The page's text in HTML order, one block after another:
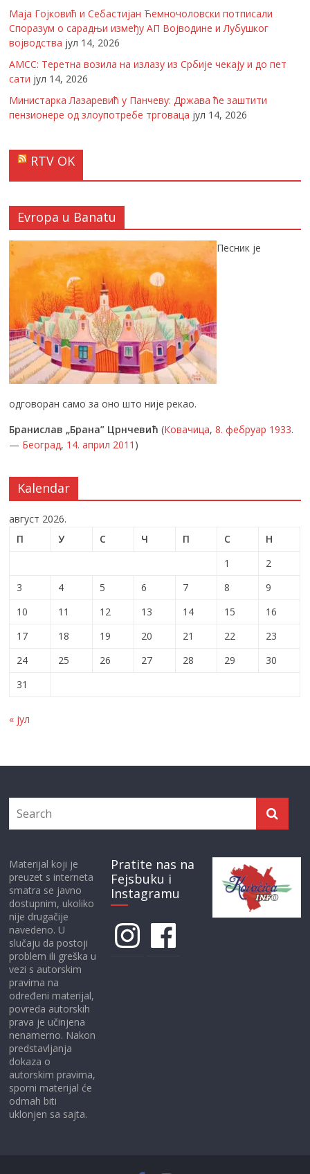
Маја Гојковић и Себастијан Ћемночоловски потписали
Споразум о сарадњи између АП Војводине и Лубушког
војводства јул 14, 2026
АМСС: Теретна возила на излазу из Србије чекају и до пет
сати јул 14, 2026
Министарка Лазаревић у Панчеву: Држава ће заштити
пензионере од злоупотребе трговаца јул 14, 2026
RTV OK
Evropa u Banatu
Песник је
одговоран само за оно што није рекао.
Бранислав „Брана” Црнчевић (Ковачица,8. фебруар 1933.
— Београд, 14. април 2011 )
Kalendar
август 2026.
П
У С Ч П С
Н
1
2
3
4 5 6 7 8
9
10
11 12 13 14 15
16
17
18 19 20 21 22
23
24
25 26 27 28 29
30
31
« јул
Materijal koji je
preuzet s interneta
smatra se javno
dostupnim, ukoliko
nije drugačije
navedeno. U
slučaju da postoji
problem ili greška u
vezi s autorskim
pravima na
određeni materijal,
povreda autorskih
prava je učinjena
nenamerno. Nakon
predstavljanja
dokaza o
autorskim pravima,
sporni materijal će
odmah biti
uklonjen sa sajta.
Pratite nas na
Fejsbuku i
Instagramu
InstagramFacebook